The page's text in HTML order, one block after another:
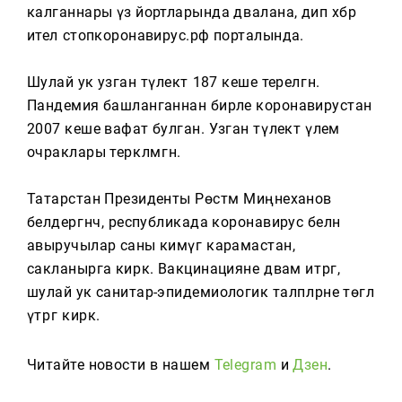
калганнары үз йортларында дәвалана, дип хәбәр
ителә стопкоронавирус.рф порталында.
Шулай ук узган тәүлектә 187 кеше терелгән.
Пандемия башланганнан бирле коронавирустан
2007 кеше вафат булган. Узган тәүлектә үлем
очраклары теркәлмәгән.
Татарстан Президенты Рөстәм Миңнеханов
белдергәнчә, республикада коронавирус белән
авыручылар саны кимүгә карамастан,
сакланырга кирәк. Вакцинацияне дәвам итәргә,
шулай ук санитар-эпидемиологик таләпләрне төгәл
үтәргә кирәк.
Читайте новости в нашем Telegram иДзен.